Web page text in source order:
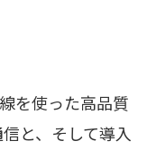
を使った高品質
と、そして導入